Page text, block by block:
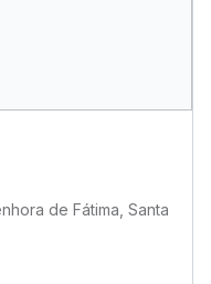
de Fátima, Santa